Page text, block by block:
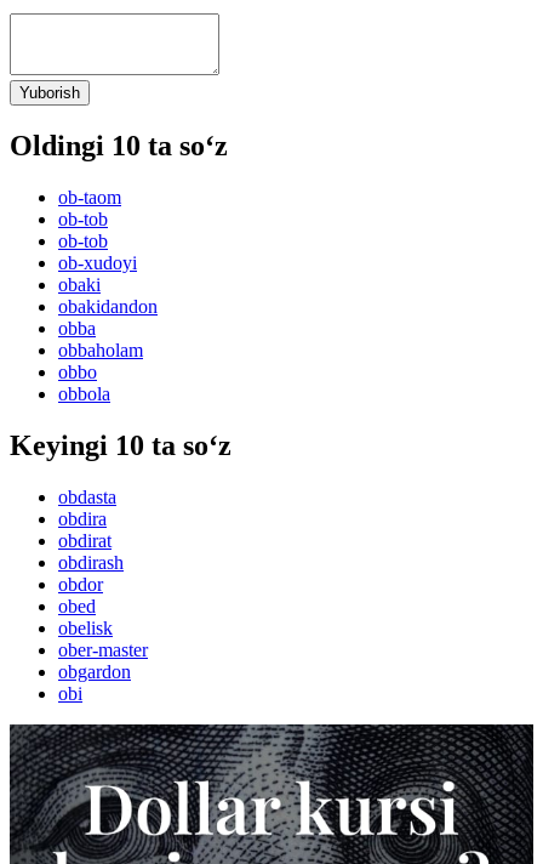
Yuborish
Oldingi 10 ta so‘z
ob-taom
ob-tob
ob-tob
ob-xudoyi
obaki
obakidandon
obba
obbaholam
obbo
obbola
Keyingi 10 ta so‘z
obdasta
obdira
obdirat
obdirash
obdor
obed
obelisk
ober-master
obgardon
obi